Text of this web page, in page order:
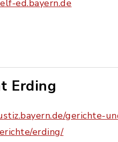
ed.bayern.de
Erding
gerichte-
erding/